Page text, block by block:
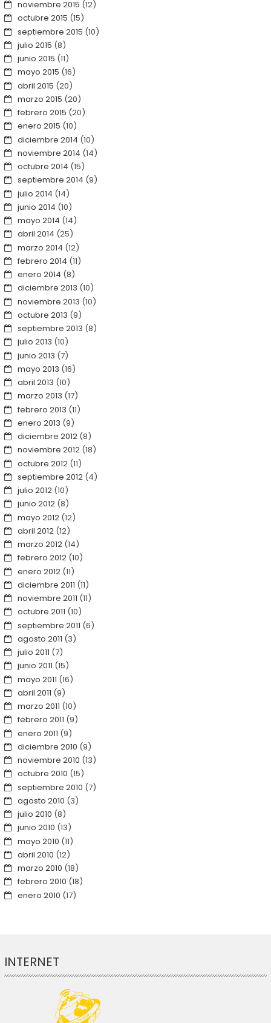
noviembre 2015 (12)
octubre 2015 (15)
septiembre 2015 (10)
julio 2015 (8)
junio 2015 (11)
mayo 2015 (16)
abril 2015 (20)
marzo 2015 (20)
febrero 2015 (20)
enero 2015 (10)
diciembre 2014 (10)
noviembre 2014 (14)
octubre 2014 (15)
septiembre 2014 (9)
julio 2014 (14)
junio 2014 (10)
mayo 2014 (14)
abril 2014 (25)
marzo 2014 (12)
febrero 2014 (11)
enero 2014 (8)
diciembre 2013 (10)
noviembre 2013 (10)
octubre 2013 (9)
septiembre 2013 (8)
julio 2013 (10)
junio 2013 (7)
mayo 2013 (16)
abril 2013 (10)
marzo 2013 (17)
febrero 2013 (11)
enero 2013 (9)
diciembre 2012(8)
noviembre 2012(18)
octubre 2012(11)
septiembre 2012(4)
julio 2012(10)
junio 2012(8)
mayo 2012(12)
abril 2012(12)
marzo 2012(14)
febrero 2012(10)
enero 2012(11)
diciembre 2011 (11)
noviembre 2011 (11)
octubre 2011 (10)
septiembre 2011 (6)
agosto 2011 (3)
julio 2011 (7)
junio 2011 (15)
mayo 2011 (16)
abril 2011 (9)
marzo 2011 (10)
febrero 2011 (9)
enero 2011 (9)
diciembre 2010 (9)
noviembre 2010 (13)
octubre 2010 (15)
septiembre 2010 (7)
agosto 2010 (3)
julio 2010 (8)
junio 2010 (13)
mayo 2010 (11)
abril 2010 (12)
marzo 2010 (18)
febrero 2010 (18)
enero 2010 (17)
INTERNET